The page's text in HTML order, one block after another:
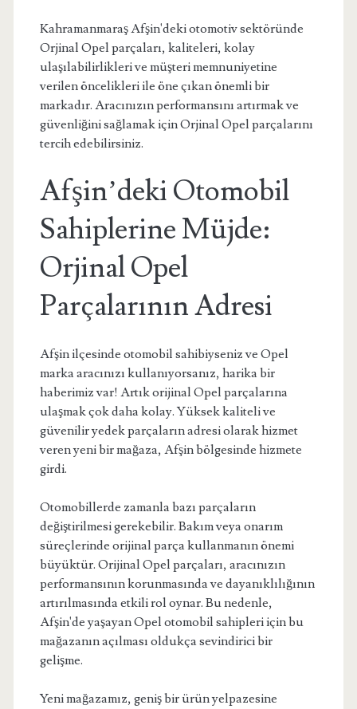
Kahramanmaraş Afşin'deki otomotiv sektöründe
Orjinal Opel parçaları, kaliteleri, kolay
ulaşılabilirlikleri ve müşteri memnuniyetine
verilen öncelikleri ile öne çıkan önemli bir
markadır. Aracınızın performansını artırmak ve
güvenliğini sağlamak için Orjinal Opel parçalarını
tercih edebilirsiniz.
Afşin’deki Otomobil
Sahiplerine Müjde:
Orjinal Opel
Parçalarının Adresi
Afşin ilçesinde otomobil sahibiyseniz ve Opel
marka aracınızı kullanıyorsanız, harika bir
haberimiz var! Artık orijinal Opel parçalarına
ulaşmak çok daha kolay. Yüksek kaliteli ve
güvenilir yedek parçaların adresi olarak hizmet
veren yeni bir mağaza, Afşin bölgesinde hizmete
girdi.
Otomobillerde zamanla bazı parçaların
değiştirilmesi gerekebilir. Bakım veya onarım
süreçlerinde orijinal parça kullanmanın önemi
büyüktür. Orijinal Opel parçaları, aracınızın
performansının korunmasında ve dayanıklılığının
artırılmasında etkili rol oynar. Bu nedenle,
Afşin'de yaşayan Opel otomobil sahipleri için bu
mağazanın açılması oldukça sevindirici bir
gelişme.
Yeni mağazamız, geniş bir ürün yelpazesine